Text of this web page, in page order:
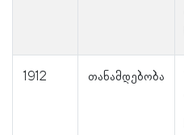
1912 თანამდებობა